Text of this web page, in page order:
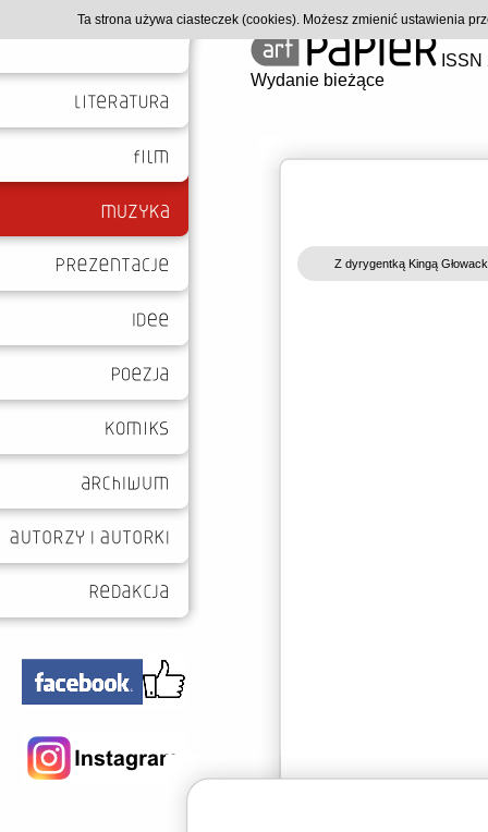
Wydanie bieżące
Z dyrygentką Kingą
Ta strona używa ciasteczek (cookies). Możesz zmienić ustawienia